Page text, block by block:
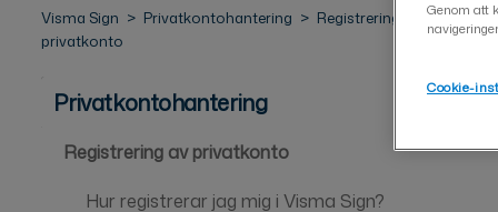
Visma Sign Privatkontohantering
Registrering av
privatkonto
Privatkontohantering
Registrering av privatkonto
Hur registrerar jag mig i Visma Sign?
Genom att
Cookie-